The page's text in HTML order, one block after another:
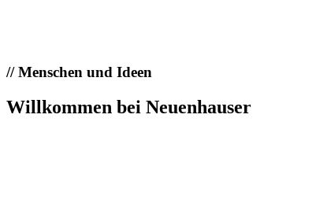
//Menschen und Ideen
Willkommen bei Neuenhauser